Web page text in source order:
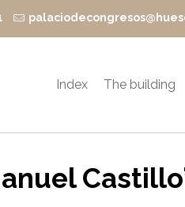
Index The building